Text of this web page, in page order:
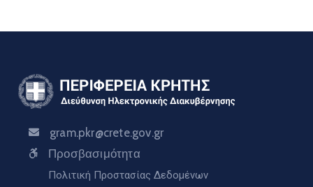
gram.pkr@crete.gov.gr
Προσβασιμότητα
Πολιτική Προστασίας Δεδομένων